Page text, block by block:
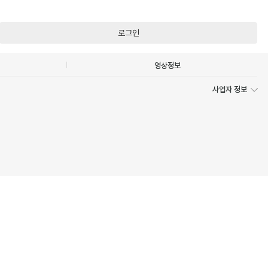
로그인
영상정보
사업자 정보